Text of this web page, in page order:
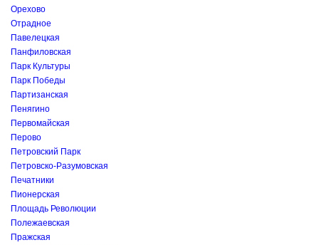
Орехово
Отрадное
Павелецкая
Панфиловская
Парк Культуры
Парк Победы
Партизанская
Пенягино
Первомайская
Перово
Петровский Парк
Петровско-Разумовская
Печатники
Пионерская
Площадь Революции
Полежаевская
Пражская